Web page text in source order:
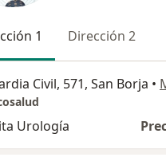
1 Dirección 2
Civil, 571, San Borja •
Urología